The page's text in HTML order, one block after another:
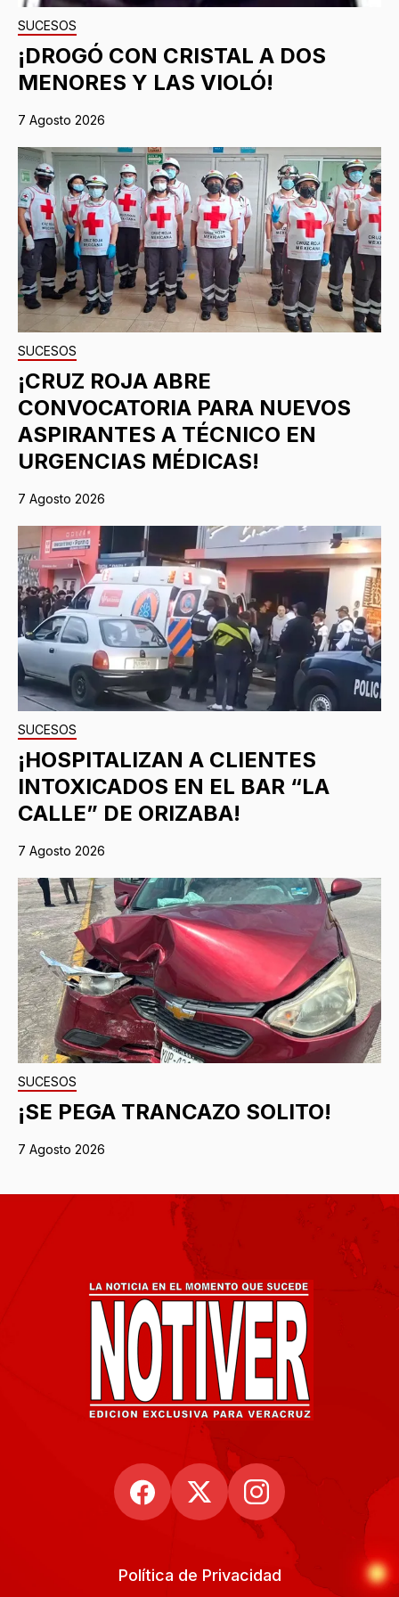
SUCESOS
¡DROGÓ CON CRISTAL A DOS
MENORES Y LAS VIOLÓ!
7 Agosto 2026
SUCESOS
¡CRUZ ROJA ABRE
CONVOCATORIA PARA NUEVOS
ASPIRANTES A TÉCNICO EN
URGENCIAS MÉDICAS!
7 Agosto 2026
SUCESOS
¡HOSPITALIZAN A CLIENTES
INTOXICADOS EN EL BAR “LA
CALLE” DE ORIZABA!
7 Agosto 2026
SUCESOS
¡SE PEGA TRANCAZO SOLITO!
7 Agosto 2026
Política de Privacidad